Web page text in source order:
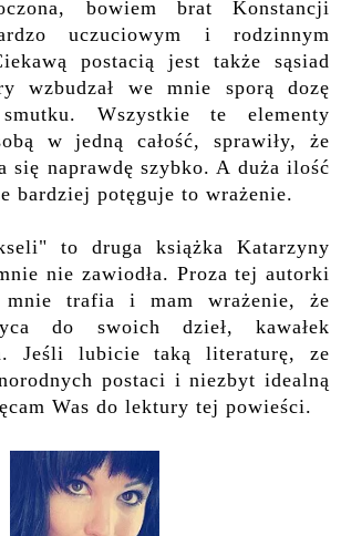
bowiem brat Konstancji
uczuciowym i rodzinnym
postacią jest także sąsiad
wzbudzał we mnie sporą dozę
Wszystkie te elementy
w jedną całość, sprawiły, że
się naprawdę szybko. A duża ilość
bardziej potęguje to wrażenie.
to druga książka Katarzyny
nie zawiodła. Proza tej autorki
mnie trafia i mam wrażenie, że
do swoich dzieł, kawałek
Jeśli lubicie taką literaturę, ze
postaci i niezbyt idealną
Was do lektury tej powieści.